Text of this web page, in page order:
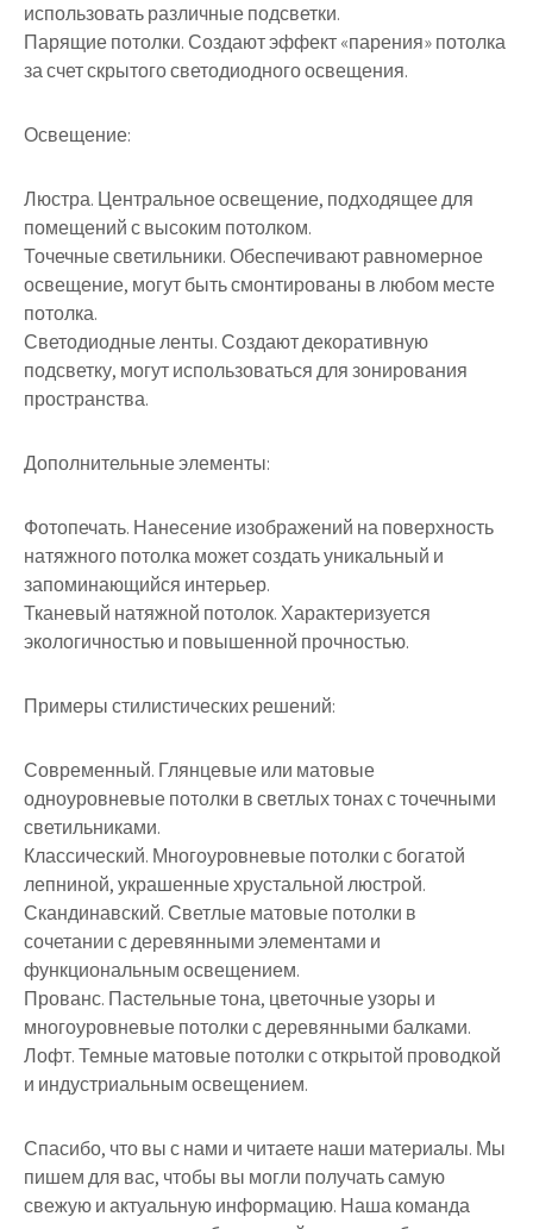
использовать различные подсветки.
Парящие потолки. Создают эффект «парения» потолка
за счет скрытого светодиодного освещения.
Освещение:
Люстра. Центральное освещение, подходящее для
помещений с высоким потолком.
Точечные светильники. Обеспечивают равномерное
освещение, могут быть смонтированы в любом месте
потолка.
Светодиодные ленты. Создают декоративную
подсветку, могут использоваться для зонирования
пространства.
Дополнительные элементы:
Фотопечать. Нанесение изображений на поверхность
натяжного потолка может создать уникальный и
запоминающийся интерьер.
Тканевый натяжной потолок. Характеризуется
экологичностью и повышенной прочностью.
Примеры стилистических решений:
Современный. Глянцевые или матовые
одноуровневые потолки в светлых тонах с точечными
светильниками.
Классический. Многоуровневые потолки с богатой
лепниной, украшенные хрустальной люстрой.
Скандинавский. Светлые матовые потолки в
сочетании с деревянными элементами и
функциональным освещением.
Прованс. Пастельные тона, цветочные узоры и
многоуровневые потолки с деревянными балками.
Лофт. Темные матовые потолки с открытой проводкой
и индустриальным освещением.
Спасибо, что вы с нами и читаете наши материалы. Мы
пишем для вас, чтобы вы могли получать самую
свежую и актуальную информацию. Наша команда